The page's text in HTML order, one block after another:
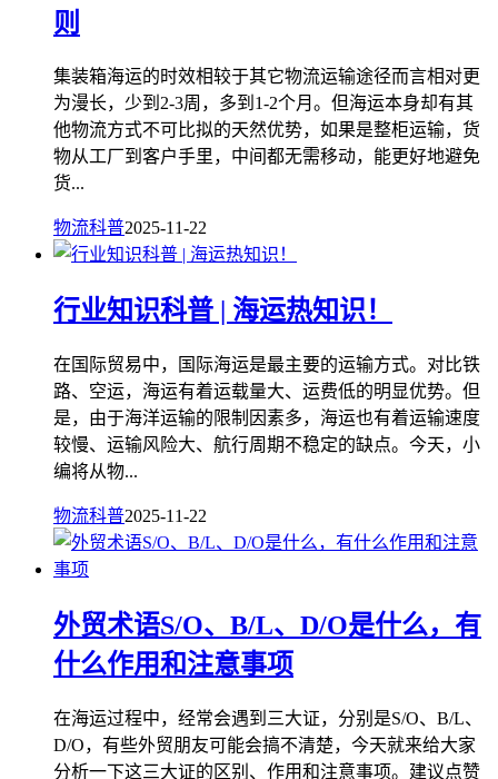
则
集装箱海运的时效相较于其它物流运输途径而言相对更
为漫长，少到2-3周，多到1-2个月。但海运本身却有其
他物流方式不可比拟的天然优势，如果是整柜运输，货
物从工厂到客户手里，中间都无需移动，能更好地避免
货...
物流科普2025-11-22
行业知识科普 | 海运热知识！
在国际贸易中，国际海运是最主要的运输方式。对比铁
路、空运，海运有着运载量大、运费低的明显优势。但
是，由于海洋运输的限制因素多，海运也有着运输速度
较慢、运输风险大、航行周期不稳定的缺点。今天，小
编将从物...
物流科普2025-11-22
外贸术语S/O、B/L、D/O是什么，有
什么作用和注意事项
在海运过程中，经常会遇到三大证，分别是S/O、B/L、
D/O，有些外贸朋友可能会搞不清楚，今天就来给大家
分析一下这三大证的区别、作用和注意事项。建议点赞